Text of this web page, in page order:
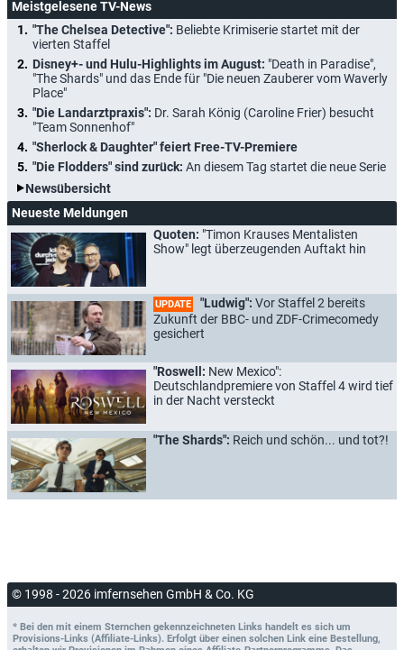
Meistgelesene TV-News
"The Chelsea Detective": Beliebte Krimiserie startet mit der
vierten Staffel
Disney+- und Hulu-Highlights im August: "Death in Paradise",
"The Shards" und das Ende für "Die neuen Zauberer vom Waverly
Place"
"Die Landarztpraxis": Dr. Sarah König (Caroline Frier) besucht
"Team Sonnenhof"
"Sherlock & Daughter" feiert Free-TV-Premiere
"Die Flodders" sind zurück: An diesem Tag startet die neue Serie
Newsübersicht
Neueste Meldungen
Quoten: "Timon Krauses Mentalisten
Show" legt überzeugenden Auftakt hin
UPDATE "Ludwig": Vor Staffel 2 bereits
Zukunft der BBC- und ZDF-Crimecomedy
gesichert
"Roswell: New Mexico":
Deutschlandpremiere von Staffel 4 wird tief
in der Nacht versteckt
"The Shards": Reich und schön... und tot?!
© 1998 - 2026 imfernsehen GmbH & Co. KG
* Bei den mit einem Sternchen gekennzeichneten Links handelt es sich um
Provisions-Links (Affiliate-Links). Erfolgt über einen solchen Link eine Bestellung,